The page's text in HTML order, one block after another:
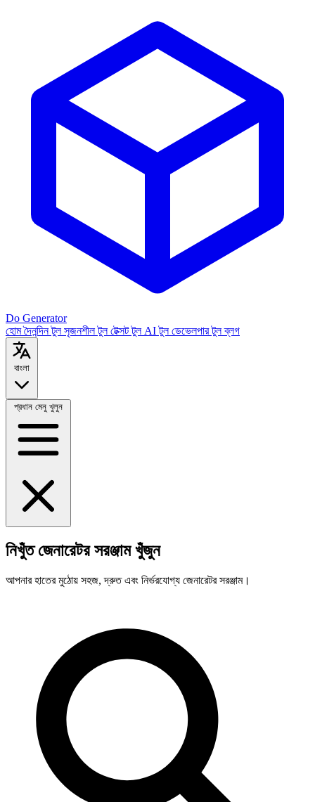
Do Generator
হোমদৈনন্দিন টুলসৃজনশীল টুলটেক্সট টুল AI টুলডেভেলপার টুলব্লগ
বাংলা
প্রধান মেনু খুলুন
নিখুঁত জেনারেটর সরঞ্জাম খুঁজুন
আপনার হাতের মুঠোয় সহজ, দ্রুত এবং নির্ভরযোগ্য জেনারেটর সরঞ্জাম।